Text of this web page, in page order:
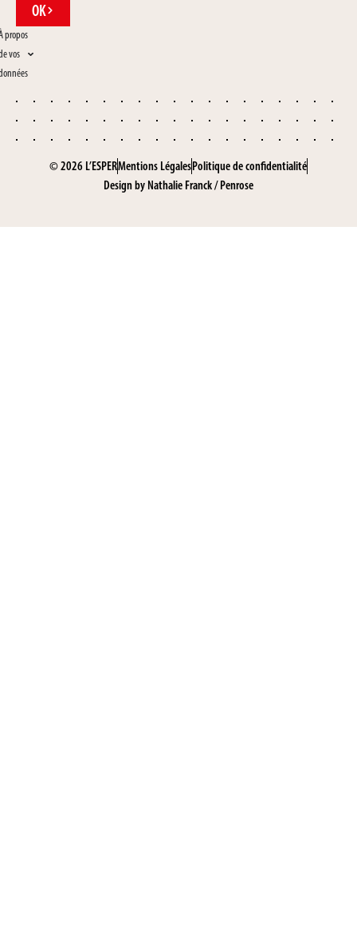
OK
propos
vos
© 2026 L’ESPERMentions LégalesPolitique de confidentialité
Design by Nathalie Franck/Penrose